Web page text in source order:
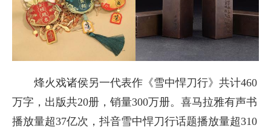
烽火戏诸侯另一代表作《雪中悍刀行》共计460
万字，出版共20册，销量300万册。喜马拉雅有声书
播放量超37亿次，抖音雪中悍刀行话题播放量超310